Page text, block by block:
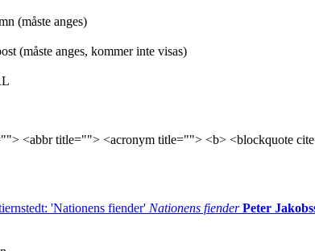
(måste anges)
(måste anges, kommer inte visas)
<abbr title=""> <acronym title=""> <b> <blockquote
Nationens fiender Peter